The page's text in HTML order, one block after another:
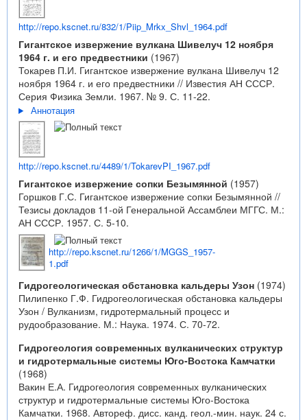
http://repo.kscnet.ru/832/1/Piip_Mrkx_Shvl_1964.pdf
Гигантское извержение вулкана Шивелуч 12 ноября
1964 г. и его предвестники (1967)
Токарев П.И. Гигантское извержение вулкана Шивелуч 12
ноября 1964 г. и его предвестники // Известия АН СССР.
Серия Физика Земли. 1967. № 9. С. 11-22.
Аннотация
http://repo.kscnet.ru/4489/1/TokarevPI_1967.pdf
Гигантское извержение сопки Безымянной (1957)
Горшков Г.С. Гигантское извержение сопки Безымянной //
Тезисы докладов 11-ой Генеральной Ассамблеи МГГС. М.:
АН СССР. 1957. С. 5-10.
http://repo.kscnet.ru/1266/1/MGGS_1957-
1.pdf
Гидрогеологическая обстановка кальдеры Узон (1974)
Пилипенко Г.Ф. Гидрогеологическая обстановка кальдеры
Узон / Вулканизм, гидротермальный процесс и
рудообразование. М.: Наука. 1974. С. 70-72.
Гидрогеология современных вулканических структур
и гидротермальные системы Юго-Востока Камчатки
(1968)
Вакин Е.А. Гидрогеология современных вулканических
структур и гидротермальные системы Юго-Востока
Камчатки. 1968. Автореф. дисс. канд. геол.-мин. наук. 24 с.